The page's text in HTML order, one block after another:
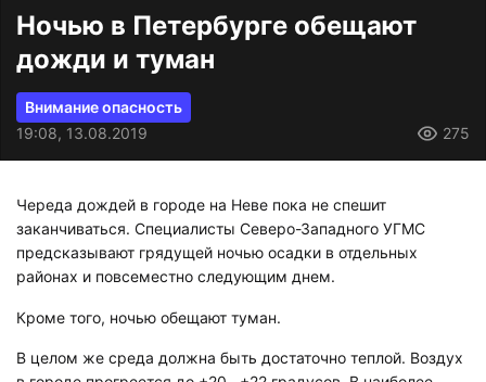
Ночью в Петербурге обещают
дожди и туман
Внимание опасность
19:08, 13.08.2019
275
Череда дождей в городе на Неве пока не спешит
заканчиваться. Специалисты Северо-Западного УГМС
предсказывают грядущей ночью осадки в отдельных
районах и повсеместно следующим днем.
Кроме того, ночью обещают туман.
В целом же среда должна быть достаточно теплой. Воздух